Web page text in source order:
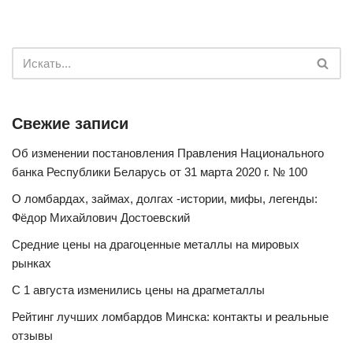
Свежие записи
Об изменении постановления Правления Национального
банка Республики Беларусь от 31 марта 2020 г. № 100
О ломбардах, займах, долгах -истории, мифы, легенды:
Фёдор Михайлович Достоевский
Средние цены на драгоценные металлы на мировых
рынках
С 1 августа изменились цены на драгметаллы
Рейтинг лучших ломбардов Минска: контакты и реальные
отзывы